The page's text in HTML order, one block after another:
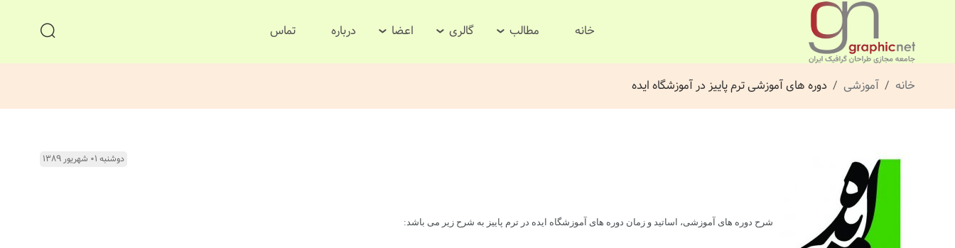
خانه مطالب گالری اعضا درباره تماس
خانه آموزشی دوره های آموزشی ترم پاییز در آموزشگاه ایده
دوشنبه ۰۱ شهریور ۱۳۸۹
شرح دوره های آموزشی، اساتید و زمان دوره های آموزشگاه ایده در ترم پاییز به شرح زیر می باشد: